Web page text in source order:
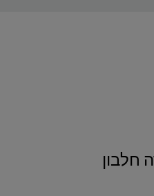
חלבון